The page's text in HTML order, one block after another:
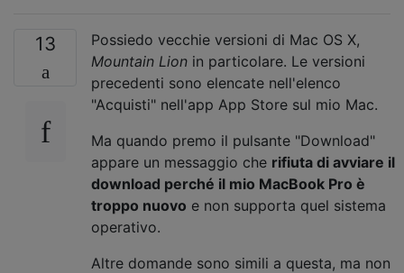
13
Possiedo vecchie versioni di Mac OS X,
Mountain Lion in particolare. Le versioni
precedenti sono elencate nell'elenco
"Acquisti" nell'app App Store sul mio Mac.
Ma quando premo il pulsante "Download"
appare un messaggio che rifiuta di avviare il
download perché il mio MacBook Pro è
troppo nuovo e non supporta quel sistema
operativo.
Altre domande sono simili a questa, ma non